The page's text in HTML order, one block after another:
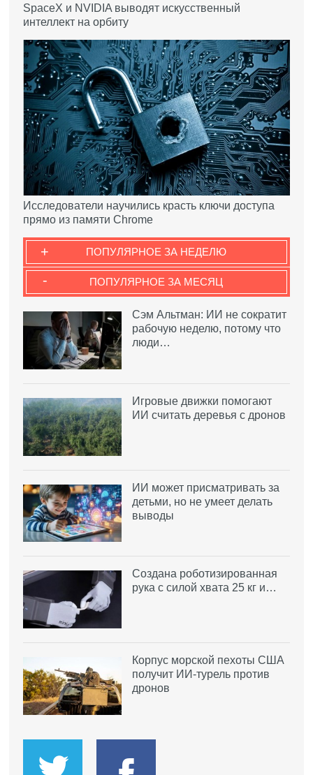
SpaceX и NVIDIA выводят искусственный
интеллект на орбиту
Исследователи научились красть ключи доступа
прямо из памяти Chrome
ПОПУЛЯРНОЕ ЗА НЕДЕЛЮ
+
ПОПУЛЯРНОЕ ЗА МЕСЯЦ
-
Сэм Альтман: ИИ не сократит
рабочую неделю, потому что
люди…
Игровые движки помогают
ИИ считать деревья с дронов
ИИ может присматривать за
детьми, но не умеет делать
выводы
Создана роботизированная
рука с силой хвата 25 кг и…
Корпус морской пехоты США
получит ИИ-турель против
дронов